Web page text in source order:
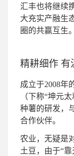
汇丰也将继续
大充实产融生
圈的共赢互生。
精耕细作 有
成立于2008年
（下称“坤元
种薯的研发，
合作伙伴。
农业，无疑是
土豆，由于“